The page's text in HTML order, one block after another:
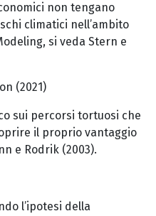
non tengano
climatici nell’ambito
si veda Stern e
(2021)
sui percorsi tortuosi che
il proprio vantaggio
e Rodrik (2003).
l’ipotesi della